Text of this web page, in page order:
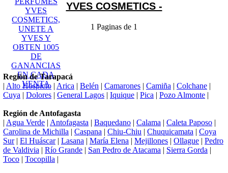
YVES COSMETICS -
1 Paginas de 1
Región de Tarapacá
| Alto Hospicio | Arica | Belén | Camarones | Camiña | Colchane |
Cuya | Dolores | General Lagos | Iquique | Pica | Pozo Almonte |
Región de Antofagasta
| Agua Verde | Antofagasta | Baquedano | Calama | Caleta Paposo |
Carolina de Michilla | Caspana | Chiu-Chiu | Chuquicamata | Coya
Sur| El Huáscar| Lasana | María Elena | Mejillones | Ollague | Pedro
de Valdivia | Río Grande | San Pedro de Atacama | Sierra Gorda |
Toco | Tocopilla |